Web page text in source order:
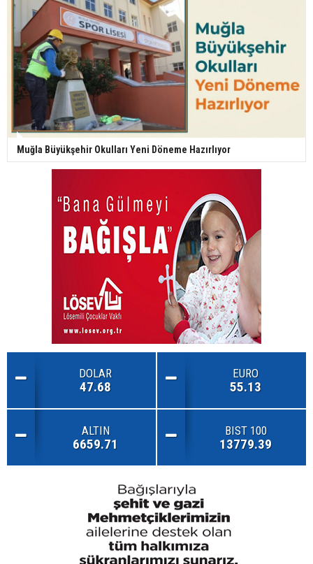
Muğla Büyükşehir Okulları Yeni Döneme Hazırlıyor
DOLAR
47.68
EURO
55.13
ALTIN
6659.71
BIST 100
13779.39